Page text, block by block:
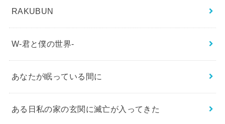
RAKUBUN
W-君と僕の世界-
あなたが眠っている間に
ある日私の家の玄関に滅亡が入ってきた